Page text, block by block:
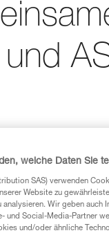
muss
welche Daten Sie
SAS) verwenden
Website zu
analysieren. Wir geben auch
und Social-Media-Partner
und/oder ähnliche